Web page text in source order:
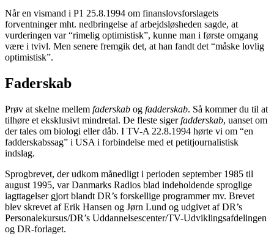
Når en vismand i P1 25.8.1994 om finanslovsforslagets
forventninger mht. nedbringelse af arbejdsløsheden sagde, at
vurderingen var “rimelig optimistisk”, kunne man i første omgang
være i tvivl. Men senere fremgik det, at han fandt det “måske lovlig
optimistisk”.
Faderskab
Prøv at skelne mellem faderskab og fadderskab. Så kommer du til at
tilhøre et eksklusivt mindretal. De fleste sigerfadderskab, uanset om
der tales om biologi eller dåb. I TV-A 22.8.1994 hørte vi om “en
fadderskabssag” i USA i forbindelse med et petitjournalistisk
indslag.
Sprogbrevet, der udkom månedligt i perioden september 1985 til
august 1995, var Danmarks Radios blad indeholdende sproglige
iagttagelser gjort blandt DR’s forskellige programmer mv. Brevet
blev skrevet af Erik Hansen og Jørn Lund og udgivet af DR’s
Personalekursus/DR’s Uddannelsescenter/TV-Udviklingsafdelingen
og DR-forlaget.